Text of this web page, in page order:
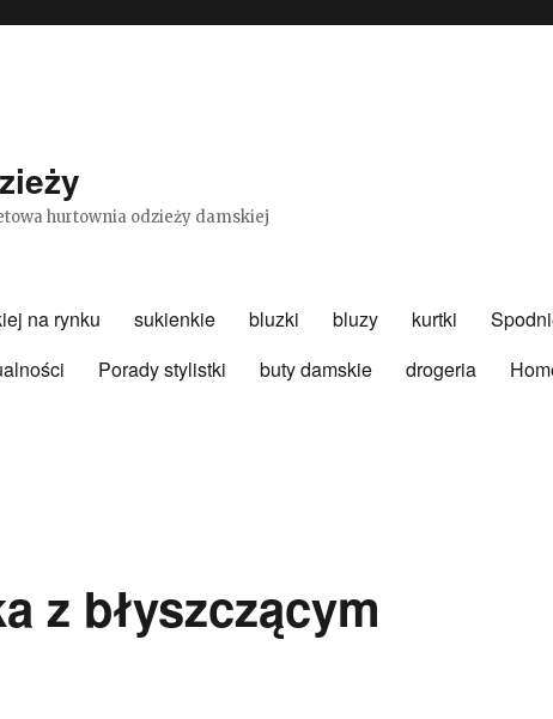
hurtownia odzieży damskiej
na rynku sukienkie bluzki bluzy kurtki
Porady stylistki buty damskie drogeria
z błyszczącym